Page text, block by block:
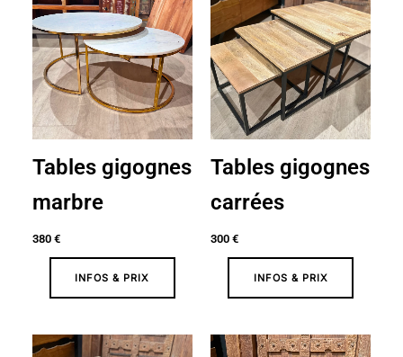
Tables gigognes
marbre
380 €
INFOS & PRIX
Tables gigognes
carrées
300 €
INFOS & PRIX